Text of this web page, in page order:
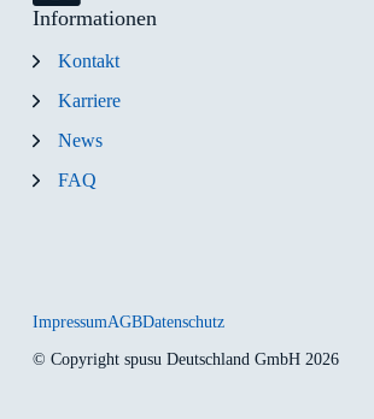
Informationen
Kontakt
Karriere
News
FAQ
© Copyright spusu Deutschland GmbH 2026
ImpressumAGBDatenschutz